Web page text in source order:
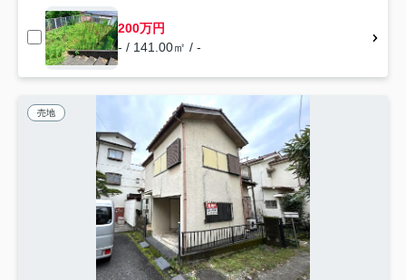
200万円
- / 141.00㎡ / -
売地